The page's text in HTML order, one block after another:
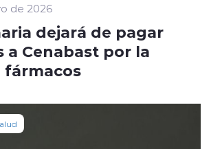
de 2026
dejará de pagar
a Cenabast por la
fármacos